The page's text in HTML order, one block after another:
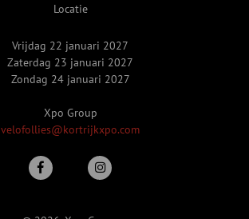
Locatie
Vrijdag 22 januari 2027
Zaterdag 23 januari 2027
Zondag 24 januari 2027
Xpo Group
velofollies@kortrijkxpo.com